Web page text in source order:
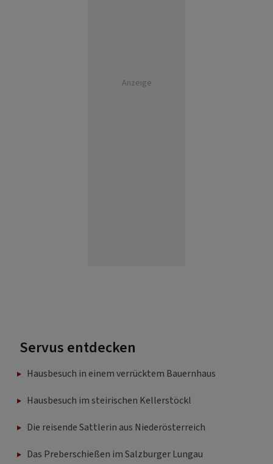
Anzeige
Servus entdecken
Hausbesuch in einem verrücktem Bauernhaus
Hausbesuch im steirischen Kellerstöckl
Die reisende Sattlerin aus Niederösterreich
Das Preberschießen im Salzburger Lungau